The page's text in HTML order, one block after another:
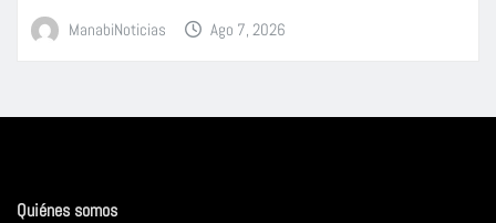
ManabiNoticias Ago 7, 2026
Quiénes somos